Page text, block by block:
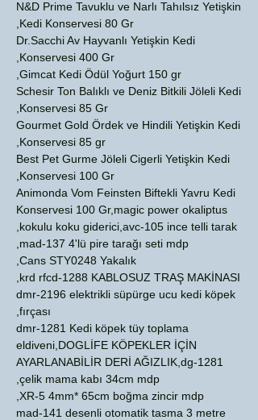
N&D Prime Tavuklu ve Narlı Tahılsız Yetişkin
Kedi Konservesi 80 Gr,
Dr.Sacchi Av Hayvanlı Yetişkin Kedi
Konservesi 400 Gr,
Gimcat Kedi Ödül Yoğurt 150 gr,
Schesir Ton Balıklı ve Deniz Bitkili Jöleli Kedi
Konservesi 85 Gr,
Gourmet Gold Ördek ve Hindili Yetişkin Kedi
Konservesi 85 gr,
Best Pet Gurme Jöleli Cigerli Yetişkin Kedi
Konservesi 100 Gr,
Animonda Vom Feinsten Biftekli Yavru Kedi
Konservesi 100 Gr,magic power okaliptus
kokulu koku giderici,avc-105 ince telli tarak,
mad-137 4'lü pire tarağı seti mdp,
Cans STY0248 Yakalık,
krd rfcd-1288 KABLOSUZ TRAŞ MAKİNASI,
dmr-2196 elektrikli süpürge ucu kedi köpek
fırçası,
dmr-1281 Kedi köpek tüy toplama
eldiveni,DOGLİFE KÖPEKLER İÇİN
AYARLANABİLİR DERİ AĞIZLIK,dg-1281
çelik mama kabı 34cm mdp,
XR-5 4mm* 65cm boğma zincir mdp,
mad-141 desenli otomatik tasma 3 metre